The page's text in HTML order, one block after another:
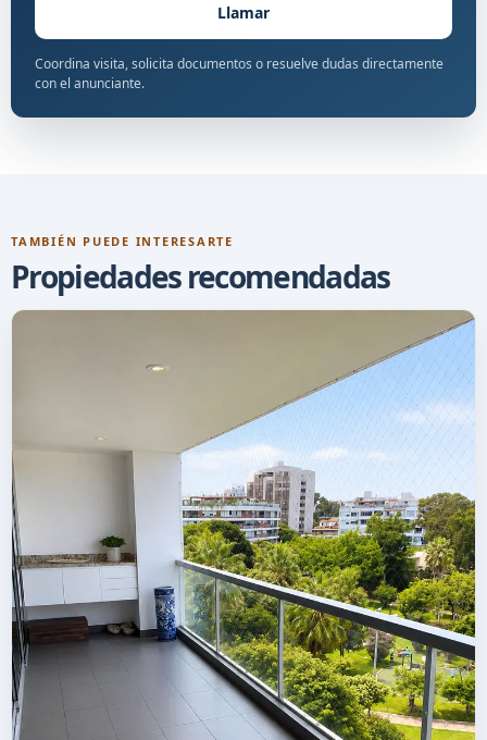
Llamar
Coordina visita, solicita documentos o resuelve dudas directamente
con el anunciante.
TAMBIÉN PUEDE INTERESARTE
Propiedades recomendadas